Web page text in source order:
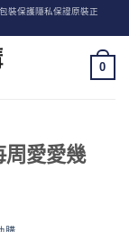
裝保護隱私保證原裝正
0
周愛愛幾